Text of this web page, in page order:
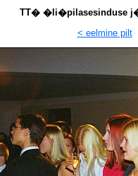
TT� �li�pilasesinduse
< eelmine pilt